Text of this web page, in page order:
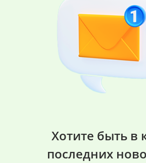
Хотите быть в
последних